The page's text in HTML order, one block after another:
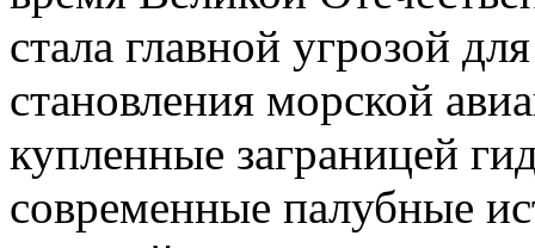
стала главной угрозой
становления морской
купленные заграницей
современные палубные